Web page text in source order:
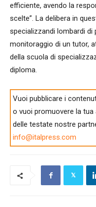
efficiente, avendo la
scelte”. La delibera in
specializzandi lombardi
monitoraggio di un tutor,
della scuola di
diploma.
Vuoi pubblicare i
o vuoi promuovere la
delle testate nostre
info@italpress.com